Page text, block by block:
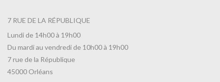
7 RUE DE LA RÉPUBLIQUE
Lundi de 14h00 à 19h00
Du mardi au vendredi de 10h00 à 19h00
7 rue de la République
45000 Orléans